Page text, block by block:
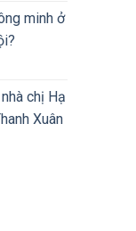
minh ở
chị Hạ
Xuân